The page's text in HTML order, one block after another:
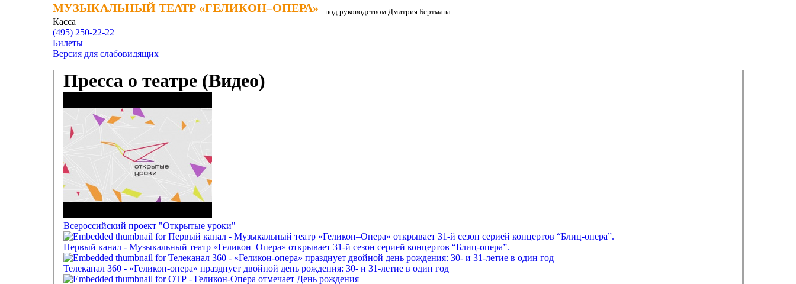
МУЗЫКАЛЬНЫЙ ТЕАТР «ГЕЛИКОН–ОПЕРА»
МУЗЫКАЛЬНЫЙ ТЕАТР «ГЕЛИКОН–ОПЕРА» под руководством Дмитрия Бертмана
Касса
(495) 250-22-22
Билеты
Версия для слабовидящих
Пресса о театре (Видео)
Всероссийский проект "Открытые уроки"
Первый канал - Музыкальный театр «Геликон–Опера» открывает 31-й сезон серией концертов “Блиц-опера”.
Телеканал 360 - «Геликон-опера» празднует двойной день рождения: 30- и 31-летие в один год